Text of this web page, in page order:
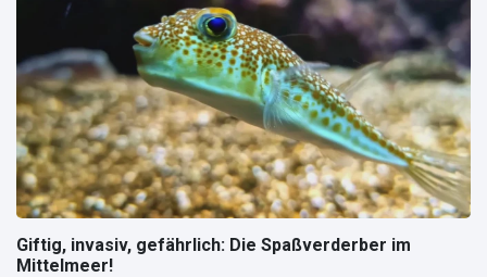
Giftig, invasiv, gefährlich: Die Spaßverderber im
Mittelmeer!